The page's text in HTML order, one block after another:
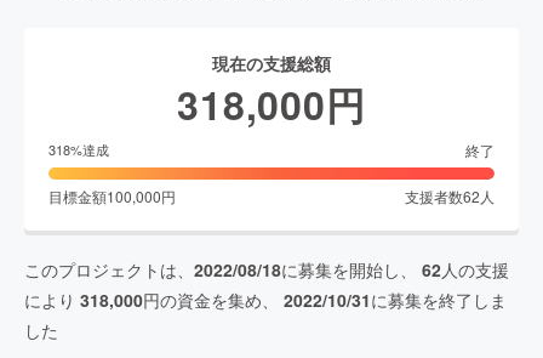
現在の支援総額
318,000円
318%達成 終了
目標金額100,000円 支援者数62 人
このプロジェクトは、 2022/08/18に募集を開始し、 62人の支援
により 318,000円の資金を集め、 2022/10/31に募集を終了しま
した